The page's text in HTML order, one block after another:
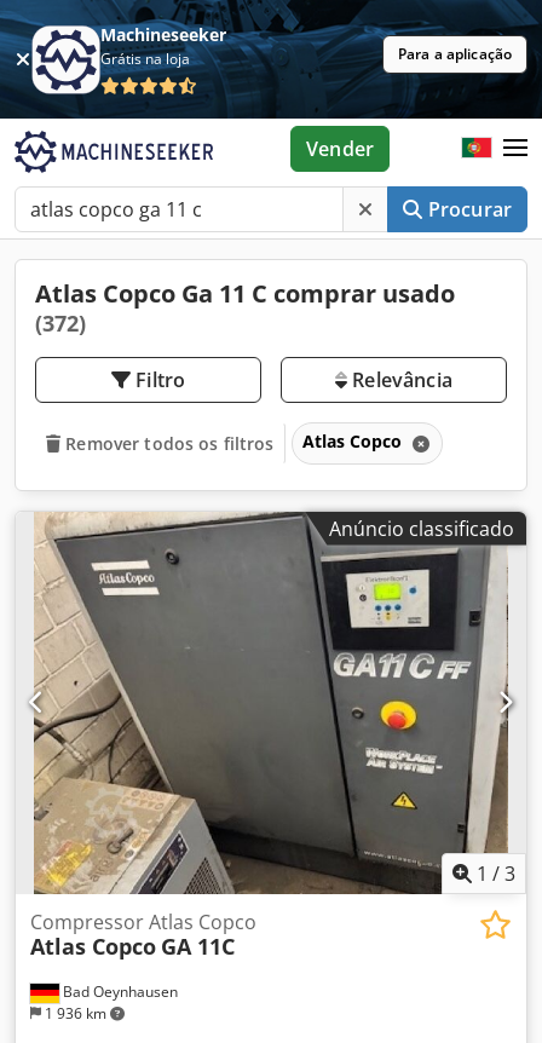
Machineseeker
Grátis na loja Para a aplicação
Procurar
Vender
Atlas Copco Ga 11 C comprar usado
(372)
Filtro Relevância
Remover todos os filtros Atlas Copco
Anúncio classificado
1 /3
Bad Oeynhausen
1 936 km
Compressor Atlas Copco
Atlas Copco GA 11C